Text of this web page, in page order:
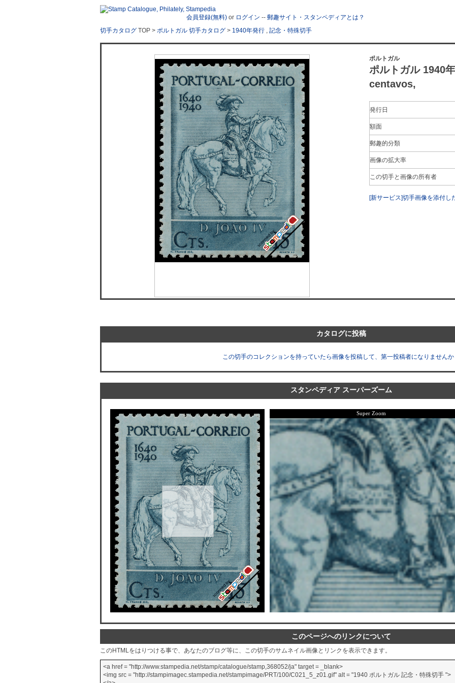
会員登録(無料) or ログイン -- 郵趣サイト・スタンペディアとは？
切手カタログ TOP > ポルトガル 切手カタログ > 1940年発行 , 記念・特殊切手
ポルトガル
ポルトガル 1940
centavos,
発行日
額面
郵趣的分類
画像の拡大率
この切手と画像の所有者
[新サービス]切手画像を添付し
カタログに投稿
この切手のコレクションを持っていたら画像を投稿して、第一投稿者になりません
スタンペディア スーパーズーム
このページへのリンクについて
このHTMLをはりつける事で、あなたのブログ等に、この切手のサムネイル画像とリンクを表示できます。